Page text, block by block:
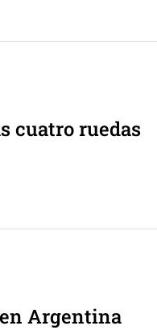
cuatro ruedas
Argentina